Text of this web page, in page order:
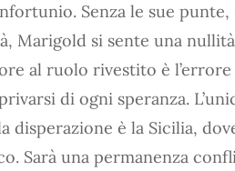
Senza le sue punte,
Marigold si sente una
al ruolo rivestito è
di ogni speranza.
è la Sicilia,
Sarà una permanenza